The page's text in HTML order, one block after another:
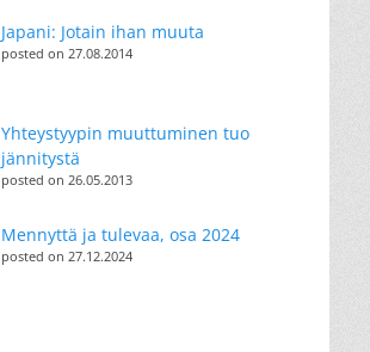
Japani: Jotain ihan muuta
posted on 27.08.2014
Yhteystyypin muuttuminen tuo
jännitystä
posted on 26.05.2013
Mennyttä ja tulevaa, osa 2024
posted on 27.12.2024